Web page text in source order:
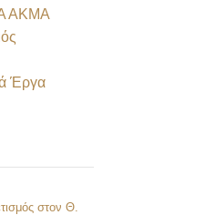
ΑΚΜΑ
Έργα
στον Θ.